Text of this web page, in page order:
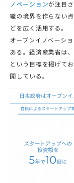
ノベーションが注目
織の境界を作らない
どを広く活用する。
オープンイノベーシ
ある。経済産業省は
という目標を掲げて
開している。